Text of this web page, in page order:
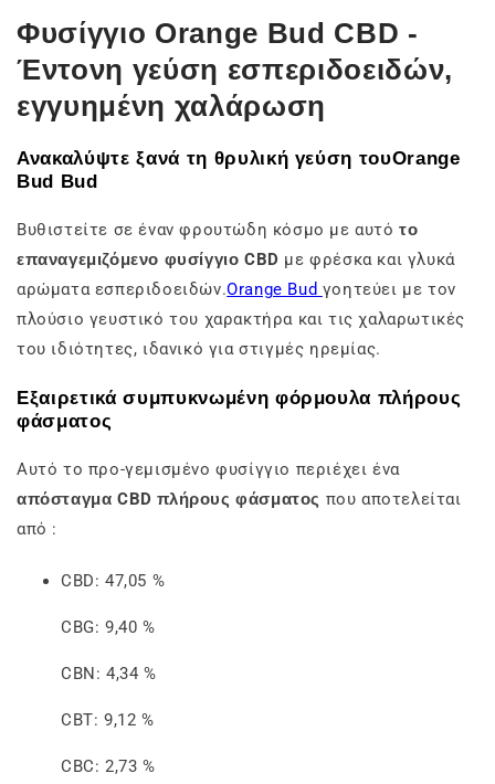
Φυσίγγιο Orange Bud CBD -
Έντονη γεύση εσπεριδοειδών,
εγγυημένη χαλάρωση
Ανακαλύψτε ξανά τη θρυλική γεύση τουOrange
Bud Bud
Βυθιστείτε σε έναν φρουτώδη κόσμο με αυτότο
επαναγεμιζόμενο φυσίγγιο CBD με φρέσκα και γλυκά
αρώματα εσπεριδοειδών.Orange Bud γοητεύει με τον
πλούσιο γευστικό του χαρακτήρα και τις χαλαρωτικές
του ιδιότητες, ιδανικό για στιγμές ηρεμίας.
Εξαιρετικά συμπυκνωμένη φόρμουλα πλήρους
φάσματος
Αυτό το προ-γεμισμένο φυσίγγιο περιέχει ένα
απόσταγμα CBD πλήρους φάσματος που αποτελείται
από :
CBD: 47,05 %
CBG: 9,40 %
CBN: 4,34 %
CBT: 9,12 %
CBC: 2,73 %